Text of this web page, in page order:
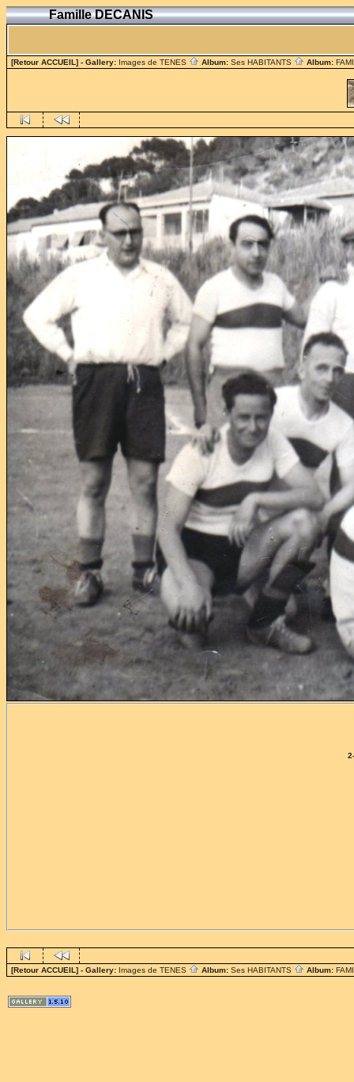
Famille DECANIS
[Retour ACCUEIL] - Gallery: Images de TENES Album: Ses HABITANTS Album:
[Retour ACCUEIL] - Gallery: Images de TENES Album: Ses HABITANTS Album: